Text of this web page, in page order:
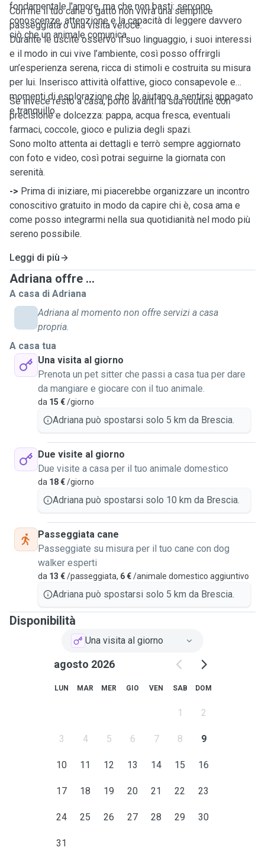
fondamentale l'amore, ma che non basti: servono
conoscenze, attenzione e la capacità di leggere davvero
ciò che un animale comunica.
Con me il tuo cane o gatto non vivrà una semplice
passeggiata o una visita veloce.
Durante le uscite osservo il suo linguaggio, i suoi interessi
e il modo in cui vive l’ambiente, così posso offrirgli
un’esperienza serena, ricca di stimoli e costruita su misura
per lui. Inserisco attività olfattive, gioco consapevole e
momenti di esplorazione che lo aiutano a sentirsi appagato
e tranquillo.
Se invece resto a casa, porto avanti la sua routine con
precisione e dolcezza: pappa, acqua fresca, eventuali
farmaci, coccole, gioco e pulizia degli spazi.
Sono molto attenta ai dettagli e terrò sempre aggiornato
con foto e video, così potrai seguirne la giornata con
serenità.
-> Prima di iniziare, mi piacerebbe organizzare un incontro
conoscitivo gratuito in modo da capire chi è, cosa ama e
come posso integrarmi nella sua quotidianità nel modo più
sereno possibile.
Leggi di più
Adriana offre ...
A casa di Adriana
Adriana al momento non offre servizi a casa
propria.
A casa tua
Una visita al giorno
Prenota un pet sitter che passi a casa tua per dare
da mangiare e giocare con il tuo animale.
da 15 €/giorno
Adriana può spostarsi solo 5 km da Brescia.
Due visite al giorno
Due visite a casa per il tuo animale domestico
da 18 €/giorno
Adriana può spostarsi solo 10 km da Brescia.
Passeggiata cane
Passeggiate su misura per il tuo cane con dog
walker esperti
da 13 €/passeggiata, 6 €/animale domestico aggiuntivo
Adriana può spostarsi solo 5 km da Brescia.
Disponibilità
Una visita al giorno
agosto 2026
LUN MAR MER GIO VEN SAB DOM
1 2
3 4 5 6 7 8 9
10 11 12 13 14 15 16
17 18 19 20 21 22 23
24 25 26 27 28 29 30
31